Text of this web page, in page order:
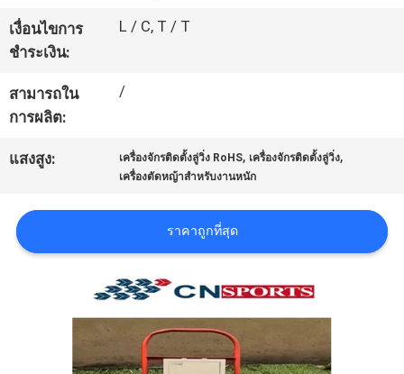
เรา
ขอ
เสนอ
ราคา
เว็บไซต์
เงื่อนไขการ
ชำระเงิน:
L / C, T / T
สามารถใน
การผลิต:
/
แสงสูง: เครื่องจักรติดตั้งลู่วิ่ง RoHS, เครื่องจักรติดตั้งลู่วิ่ง,
เครื่องตัดหญ้าสำหรับงานหนัก
ราคาถูกที่สุด